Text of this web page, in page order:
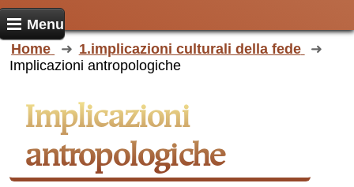
Menu
Home
1.implicazioni culturali della fede
Implicazioni antropologiche
Implicazioni
antropologiche